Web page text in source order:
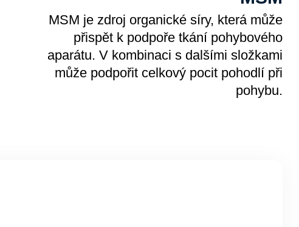
MSM je zdroj organické síry, která může
přispět k podpoře tkání pohybového
aparátu. V kombinaci s dalšími složkami
může podpořit celkový pocit pohodlí při
pohybu.